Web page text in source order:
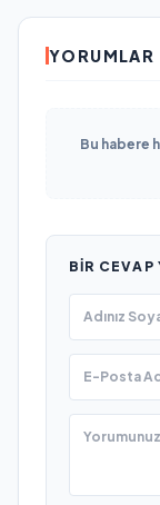
Bu habere
BIR CEVAP